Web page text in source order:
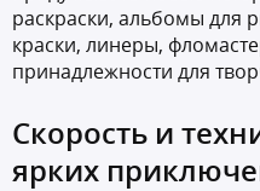
раскраски, альбомы для
краски, линеры,
принадлежности для
Скорость и
ярких